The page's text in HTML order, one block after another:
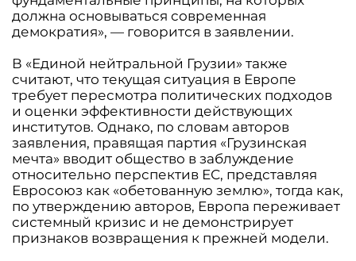
должна основываться современная
демократия», — говорится в заявлении.
В «Единой нейтральной Грузии» также
считают, что текущая ситуация в Европе
требует пересмотра политических подходов
и оценки эффективности действующих
институтов. Однако, по словам авторов
заявления, правящая партия «Грузинская
мечта» вводит общество в заблуждение
относительно перспектив ЕС, представляя
Евросоюз как «обетованную землю», тогда как,
по утверждению авторов, Европа переживает
системный кризис и не демонстрирует
признаков возвращения к прежней модели.